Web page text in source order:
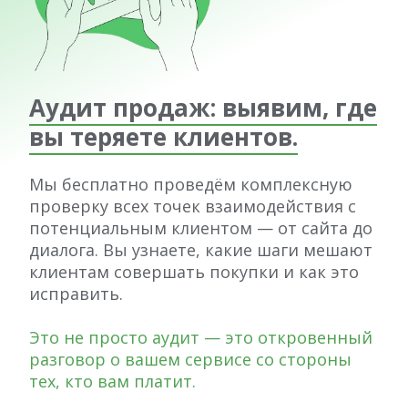
Аудит продаж: выявим, где
вы теряете клиентов.
Мы бесплатно проведём комплексную
проверку всех точек взаимодействия с
потенциальным клиентом — от сайта до
диалога. Вы узнаете, какие шаги мешают
клиентам совершать покупки и как это
исправить.
Это не просто аудит — это откровенный
разговор о вашем сервисе со стороны
тех, кто вам платит.